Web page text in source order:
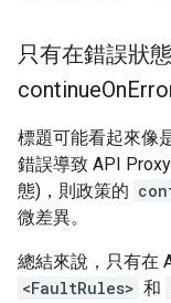
只有在錯誤狀
continueOn
標題可能看起來像
錯誤導致 API
態)，則政策的
微差異。
總結來說，只有在
<FaultRules> 和